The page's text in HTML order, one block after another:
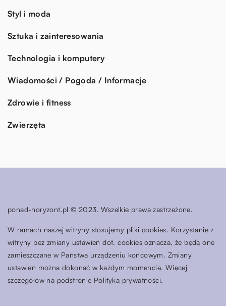
Styl i moda
Sztuka i zainteresowania
Technologia i komputery
Wiadomości / Pogoda / Informacje
Zdrowie i fitness
Zwierzęta
ponad-horyzont.pl © 2023. Wszelkie prawa zastrzeżone.
W ramach naszej witryny stosujemy pliki cookies. Korzystanie z
witryny bez zmiany ustawień dot. cookies oznacza, że będą one
zamieszczane w Państwa urządzeniu końcowym. Zmiany
ustawień można dokonać w każdym momencie. Więcej
szczegółów na podstronie Polityka prywatności.